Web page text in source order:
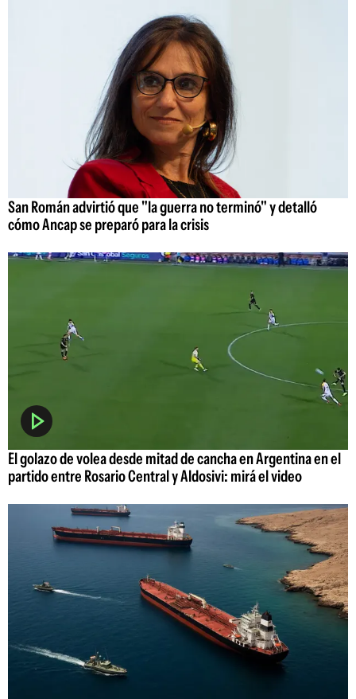
San Román advirtió que "la guerra no terminó" y detalló
cómo Ancap se preparó para la crisis
El golazo de volea desde mitad de cancha en Argentina en el
partido entre Rosario Central y Aldosivi: mirá el video